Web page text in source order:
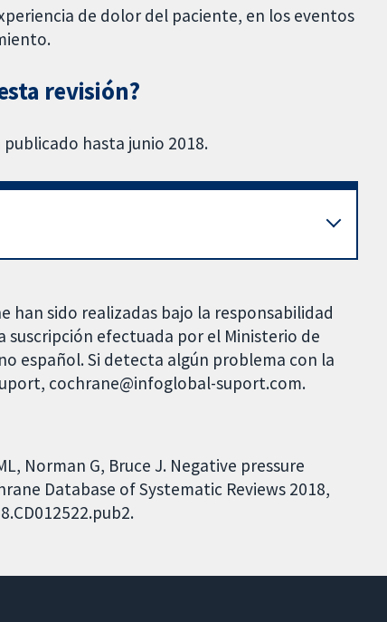
de dolor del paciente, en los eventos
revisión?
hasta junio 2018.
han sido realizadas bajo la responsabilidad
suscripción efectuada por el Ministerio de
español. Si detecta algún problema con la
cochrane@infoglobal-suport.com.
Norman G, Bruce J. Negative pressure
Database of Systematic Reviews 2018,